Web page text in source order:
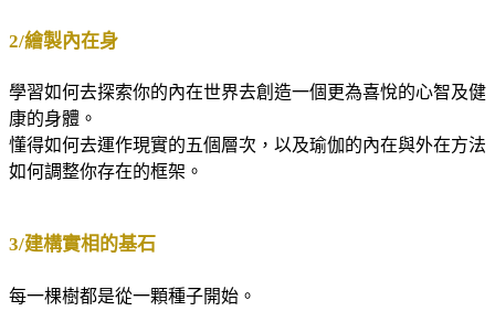
2/繪製內在身
學習如何去探索你的內在世界去創造一個更為喜悅的心智及健
康的身體。
懂得如何去運作現實的五個層次，以及瑜伽的內在與外在方法
如何調整你存在的框架。
3/建構實相的基石
每一棵樹都是從一顆種子開始。